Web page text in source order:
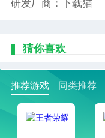
研发厂商：下载猫
猜你喜欢
推荐游戏 同类推荐